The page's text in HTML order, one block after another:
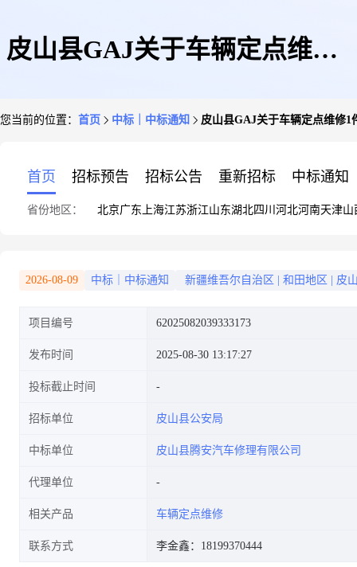
皮山县GAJ关于车辆定点维修1
您当前的位置： 首页 中标｜中标通知 皮山县GAJ关于车辆定点维修1
首页 招标预告 招标公告 重新招标 中标通知
省份地区： 北京广东 上海江苏浙江山东湖北四川 河北河南天津山
2026-08-09 中标｜中标通知 新疆维吾尔自治区 和田地区 皮
项目编号 62025082039333173
发布时间 2025-08-30 13:17:27
投标截止时间
招标单位 皮山县公安局
中标单位 皮山县腾安汽车修理有限公司
代理单位
相关产品 车辆定点维修
联系方式 李金鑫：18199370444